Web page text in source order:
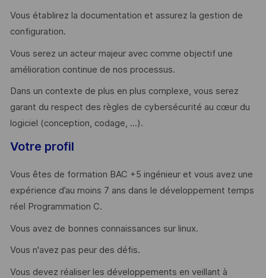
Vous établirez la documentation et assurez la gestion de
configuration.
Vous serez un acteur majeur avec comme objectif une
amélioration continue de nos processus.
Dans un contexte de plus en plus complexe, vous serez
garant du respect des règles de cybersécurité au cœur du
logiciel (conception, codage, ...).
Votre profil
Vous êtes de formation BAC +5 ingénieur et vous avez une
expérience d’au moins 7 ans dans le développement temps
réel Programmation C.
Vous avez de bonnes connaissances sur linux.
Vous n'avez pas peur des défis.
Vous devez réaliser les développements en veillant à